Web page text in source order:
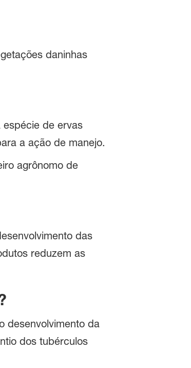
daninhas
de ervas
a ação de manejo.
agrônomo de
das
reduzem as
desenvolvimento da
dos tubérculos